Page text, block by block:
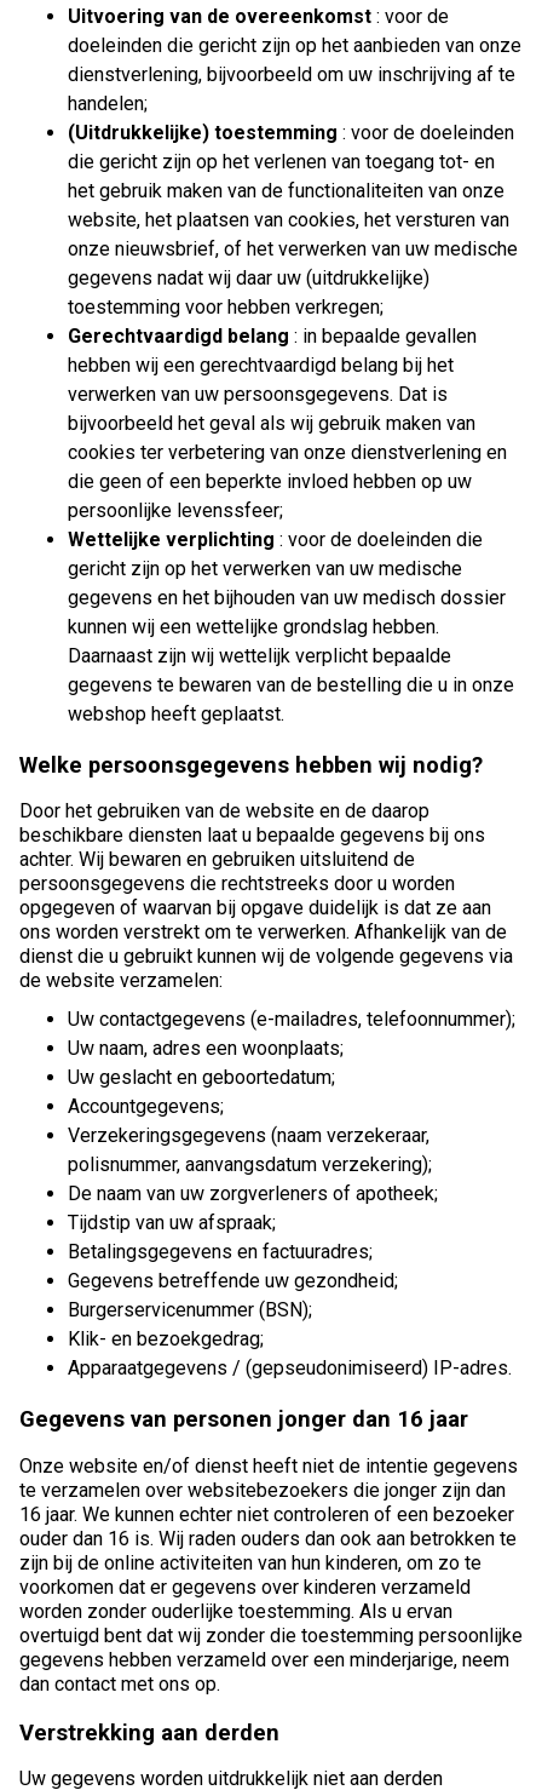
Uitvoering van de overeenkomst : voor de
doeleinden die gericht zijn op het aanbieden van onze
dienstverlening, bijvoorbeeld om uw inschrijving af te
handelen;
(Uitdrukkelijke) toestemming : voor de doeleinden
die gericht zijn op het verlenen van toegang tot- en
het gebruik maken van de functionaliteiten van onze
website, het plaatsen van cookies, het versturen van
onze nieuwsbrief, of het verwerken van uw medische
gegevens nadat wij daar uw (uitdrukkelijke)
toestemming voor hebben verkregen;
Gerechtvaardigd belang : in bepaalde gevallen
hebben wij een gerechtvaardigd belang bij het
verwerken van uw persoonsgegevens. Dat is
bijvoorbeeld het geval als wij gebruik maken van
cookies ter verbetering van onze dienstverlening en
die geen of een beperkte invloed hebben op uw
persoonlijke levenssfeer;
Wettelijke verplichting : voor de doeleinden die
gericht zijn op het verwerken van uw medische
gegevens en het bijhouden van uw medisch dossier
kunnen wij een wettelijke grondslag hebben.
Daarnaast zijn wij wettelijk verplicht bepaalde
gegevens te bewaren van de bestelling die u in onze
webshop heeft geplaatst.
Welke persoonsgegevens hebben wij nodig?
Door het gebruiken van de website en de daarop
beschikbare diensten laat u bepaalde gegevens bij ons
achter. Wij bewaren en gebruiken uitsluitend de
persoonsgegevens die rechtstreeks door u worden
opgegeven of waarvan bij opgave duidelijk is dat ze aan
ons worden verstrekt om te verwerken. Afhankelijk van de
dienst die u gebruikt kunnen wij de volgende gegevens via
de website verzamelen:
Uw contactgegevens (e-mailadres, telefoonnummer);
Uw naam, adres een woonplaats;
Uw geslacht en geboortedatum;
Accountgegevens;
Verzekeringsgegevens (naam verzekeraar,
polisnummer, aanvangsdatum verzekering);
De naam van uw zorgverleners of apotheek;
Tijdstip van uw afspraak;
Betalingsgegevens en factuuradres;
Gegevens betreffende uw gezondheid;
Burgerservicenummer (BSN);
Klik- en bezoekgedrag;
Apparaatgegevens / (gepseudonimiseerd) IP-adres.
Gegevens van personen jonger dan 16 jaar
Onze website en/of dienst heeft niet de intentie gegevens
te verzamelen over websitebezoekers die jonger zijn dan
16 jaar. We kunnen echter niet controleren of een bezoeker
ouder dan 16 is. Wij raden ouders dan ook aan betrokken te
zijn bij de online activiteiten van hun kinderen, om zo te
voorkomen dat er gegevens over kinderen verzameld
worden zonder ouderlijke toestemming. Als u ervan
overtuigd bent dat wij zonder die toestemming persoonlijke
gegevens hebben verzameld over een minderjarige, neem
dan contact met ons op.
Verstrekking aan derden
Uw gegevens worden uitdrukkelijk niet aan derden